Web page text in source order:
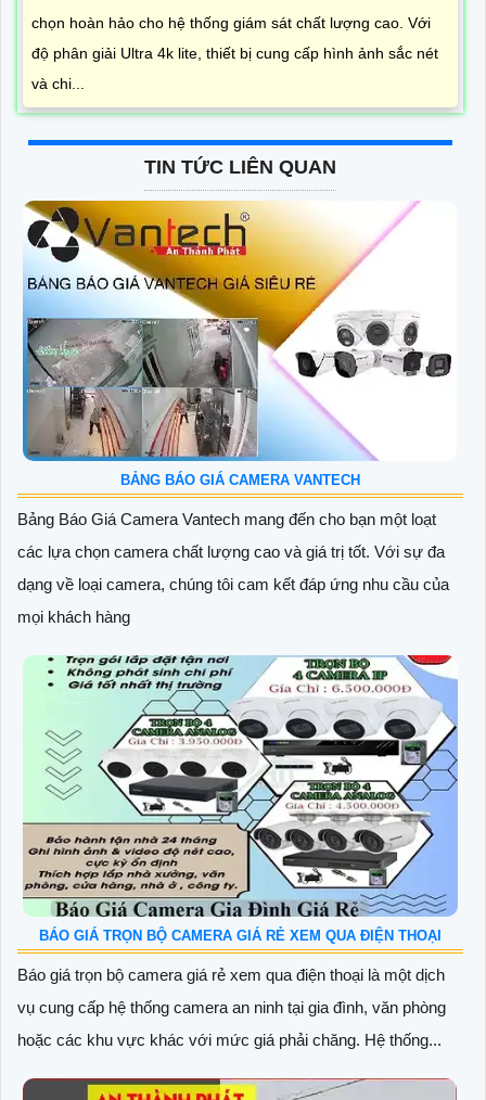
chọn hoàn hảo cho hệ thống giám sát chất lượng cao. Với
độ phân giải Ultra 4k lite, thiết bị cung cấp hình ảnh sắc nét
và chi...
TIN TỨC LIÊN QUAN
BẢNG BÁO GIÁ CAMERA VANTECH
Bảng Báo Giá Camera Vantech mang đến cho bạn một loạt
các lựa chọn camera chất lượng cao và giá trị tốt. Với sự đa
dạng về loại camera, chúng tôi cam kết đáp ứng nhu cầu của
mọi khách hàng
BÁO GIÁ TRỌN BỘ CAMERA GIÁ RẺ XEM QUA ĐIỆN THOẠI
Báo giá trọn bộ camera giá rẻ xem qua điện thoại là một dịch
vụ cung cấp hệ thống camera an ninh tại gia đình, văn phòng
hoặc các khu vực khác với mức giá phải chăng. Hệ thống...